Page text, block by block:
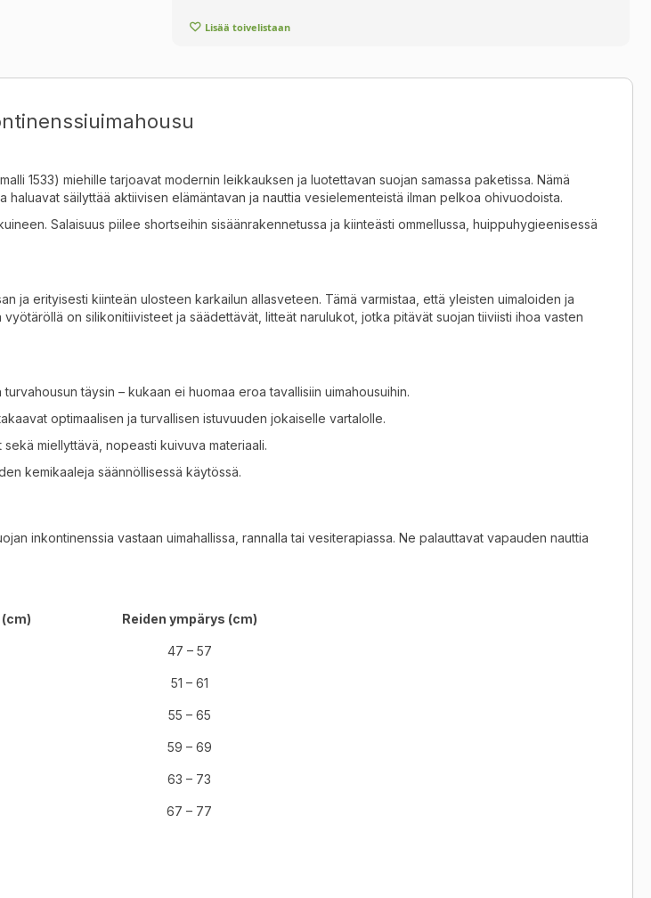
Lisää toivelistaan
1533) miehille tarjoavat modernin leikkauksen ja luotettavan suojan samassa paketissa. Nämä
säilyttää aktiivisen elämäntavan ja nauttia vesielementeistä ilman pelkoa ohivuodoista.
. Salaisuus piilee shortseihin sisäänrakennetussa ja kiinteästi ommellussa, huippuhygieenisessä
ja erityisesti kiinteän ulosteen karkailun allasveteen. Tämä varmistaa, että yleisten uimaloiden ja
vyötäröllä on silikonitiivisteet ja säädettävät, litteät narulukot, jotka pitävät suojan tiiviisti ihoa vasten
täysin – kukaan ei huomaa eroa tavallisiin uimahousuihin.
optimaalisen ja turvallisen istuvuuden jokaiselle vartalolle.
miellyttävä, nopeasti kuivuva materiaali.
kemikaaleja säännöllisessä käytössä.
inkontinenssia vastaan uimahallissa, rannalla tai vesiterapiassa. Ne palauttavat vapauden nauttia
Reiden ympärys (cm)
47 – 57
51 – 61
55 – 65
59 – 69
63 – 73
67 – 77